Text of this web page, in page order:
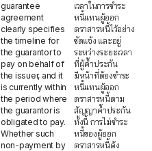
guarantee
agreement
clearly specifies
the timeline for
the guarantor to
pay on behalf of
the issuer, and it
is currently within
the period where
the guarantor is
obligated to pay.
Whether such
non-payment by
เวลาในการชำระ
หนี้แทนผู้ออก
ตราสารหนี้ไว้อย่าง
ชัดแจ้ง และอยู่
ระหว่างระยะเวลา
ที่ผู้ค้ำประกัน
มีหน้าที่ต้องชำระ
หนี้แทนผู้ออก
ตราสารหนี้ตาม
สัญญาค้ำประกัน
ทั้งนี้ การไม่ชำระ
หนี้ของผู้ออก
ตราสารหนี้ดัง